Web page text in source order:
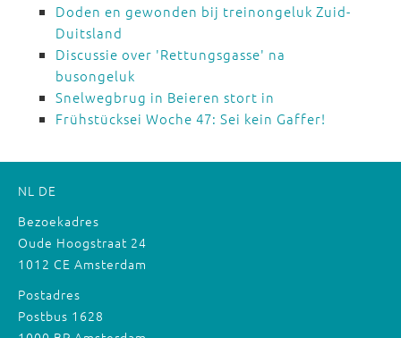
Doden en gewonden bij treinongeluk Zuid-
Duitsland
Discussie over 'Rettungsgasse' na
busongeluk
Snelwegbrug in Beieren stort in
Frühstücksei Woche 47: Sei kein Gaffer!
NL DE
Bezoekadres
Oude Hoogstraat 24
1012 CE Amsterdam
Postadres
Postbus 1628